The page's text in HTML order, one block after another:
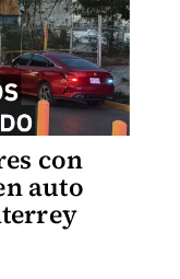
con
auto